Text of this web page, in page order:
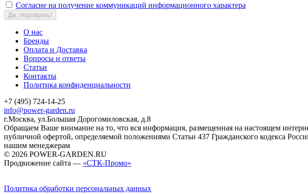
Согласие на получение коммуникаций информационного характера
Да, подобрать!
О нас
Бренды
Оплата и Доставка
Вопросы и ответы
Статьи
Контакты
Политика конфиденциальности
+7 (495) 724-14-25
info@power-garden.ru
г.Москва, ул.Большая Дорогомиловская, д.8
Обращаем Ваше внимание на то, что вся информация, размещенная на настоящем
публичной офертой, определяемой положениями Статьи 437 Гражданского кодекса
нашим менеджерам
© 2026 POWER-GARDEN.RU
Продвижение сайта — «СТК-Промо»
Политика обработки персональных данных